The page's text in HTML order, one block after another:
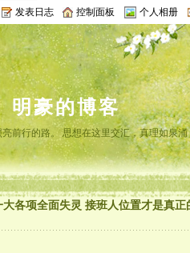
发表日志 控制面板 个人相册
明豪的博客
前行的路。 思想在这里交汇，真理如泉涌
大各项全面失灵 接班人位置才是真正